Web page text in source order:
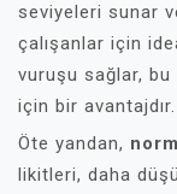
seviyeleri sunar
çalışanlar için
vuruşu sağlar,
için bir avantajdır.
Öte yandan,
likitleri, daha